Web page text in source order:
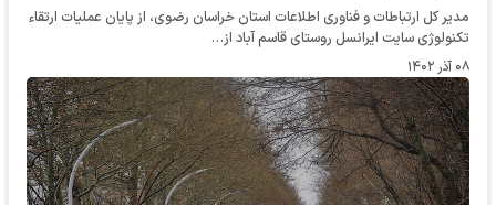
مدیر کل ارتباطات و فناوری اطلاعات استان خراسان رضوی، از پایان عملیات ارتقاء
تکنولوژی سایت ایرانسل روستای قاسم آباد از…
۰۸ آذر ۱۴۰۲